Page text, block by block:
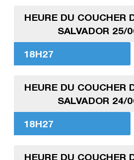
HEURE DU COUCHER
SALVADOR 25/
18H27
HEURE DU COUCHER
SALVADOR 24/
18H27
HEURE DU COUCHER